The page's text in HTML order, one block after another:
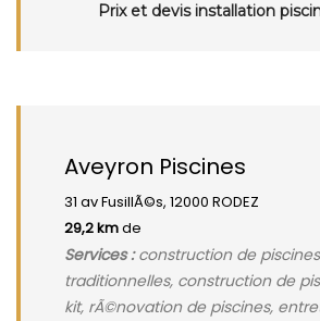
Prix et devis installation
Aveyron Piscines
31 av FusillÃ©s, 12000 RODEZ
29,2 kmde
Services :construction de piscines
traditionnelles, construction de
kit, rÃ©novation de piscines,